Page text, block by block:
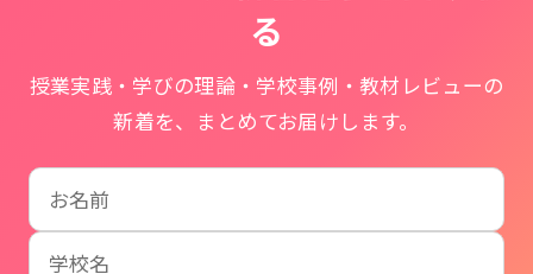
る
授業実践・学びの理論・学校事例・教材レビューの
新着を、まとめてお届けします。
お名前
学校名
メールアドレス